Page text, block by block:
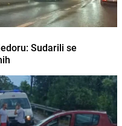
Sudarili se